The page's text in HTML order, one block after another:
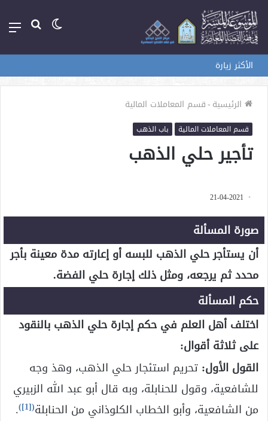
بحث الوضع
الأكثر زيارة
الرئيسية-قسم المعاملات المالية
قسم المعاملات المالية باب الذهب
تأجير حلي الذهب
21-04-2021
صورة المسألة
أن يستأجر حلي الذهب للبسه أو إعارته مدة معينة بأجر
محدد ثم يرجعه، ومثل ذلك إجارة حلي الفضة.
حكم المسألة
اختلف أهل العلم في حكم إجارة حلي الذهب بالنقود
على ثلاثة أقوال:
القول الأول: تحريم استئجار حلي الذهب، وهذ وجه
للشافعية، وقول للحنابلة، وبه قال أبو عبد الله الزبيري
من الشافعية، وأبو الخطاب الكلوذاني من الحنابلة(
[1]
)
.